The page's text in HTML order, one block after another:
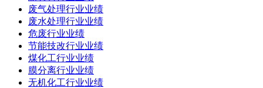
废气处理行业业绩
废水处理行业业绩
危废行业业绩
节能技改行业业绩
煤化工行业业绩
膜分离行业业绩
无机化工行业业绩